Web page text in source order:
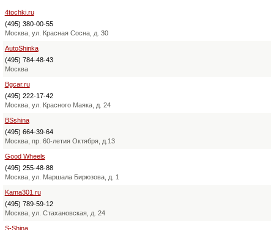
4tochki.ru
(495) 380-00-55
Москва, ул. Красная Сосна, д. 30
AutoShinka
(495) 784-48-43
Москва
Bgcar.ru
(495) 222-17-42
Москва, ул. Красного Маяка, д. 24
BSshina
(495) 664-39-64
Москва, пр. 60-летия Октября, д.13
Good Wheels
(495) 255-48-88
Москва, ул. Маршала Бирюзова, д. 1
Kama301.ru
(495) 789-59-12
Москва, ул. Стахановская, д. 24
S-Shina